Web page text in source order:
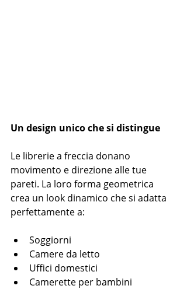
Un design unico che si distingue
Le librerie a freccia donano
movimento e direzione alle tue
pareti. La loro forma geometrica
crea un look dinamico che si adatta
perfettamente a:
Soggiorni
Camere da letto
Uffici domestici
Camerette per bambini